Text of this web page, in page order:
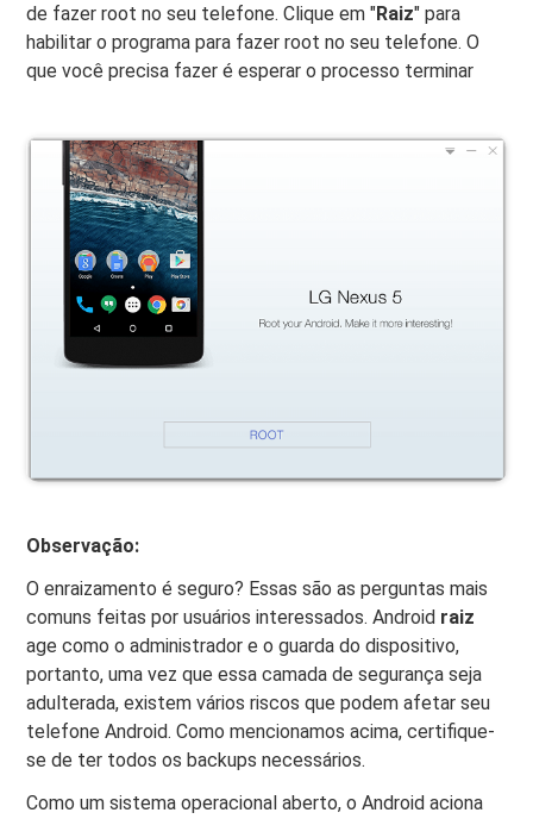
de fazer root no seu telefone. Clique em "Raiz" para
habilitar o programa para fazer root no seu telefone. O
que você precisa fazer é esperar o processo terminar
Observação:
O enraizamento é seguro? Essas são as perguntas mais
comuns feitas por usuários interessados. Android raiz
age como o administrador e o guarda do dispositivo,
portanto, uma vez que essa camada de segurança seja
adulterada, existem vários riscos que podem afetar seu
telefone Android. Como mencionamos acima, certifique-
se de ter todos os backups necessários.
Como um sistema operacional aberto, o Android aciona